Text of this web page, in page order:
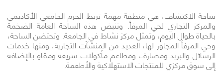
ساحة الاكتشاف، هي منطقة مهمة تربط الحرم الجامعي الأكاديمي
والمركز التجاري لحي المرفأ. وتنبض هذه الساحة العامة الضخمة
بالحياة طوال اليوم، وتمثل مركز نشاط في الجامعة. وتحتضن الساحة،
وحي المرفأ المجاور لها، العديد من المنشآت التجارية، ومنها خدمات
الرسائل والبريد ومصارف ومطاعم مأكولات سريعة ومقاهٍ بالإضافة
إلى سوق مركزي للمنتجات الاستهلاكية والأطعمة.